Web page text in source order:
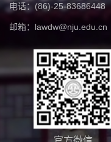
电话：(86)-25-83686448
邮箱：lawdw@nju.edu.cn